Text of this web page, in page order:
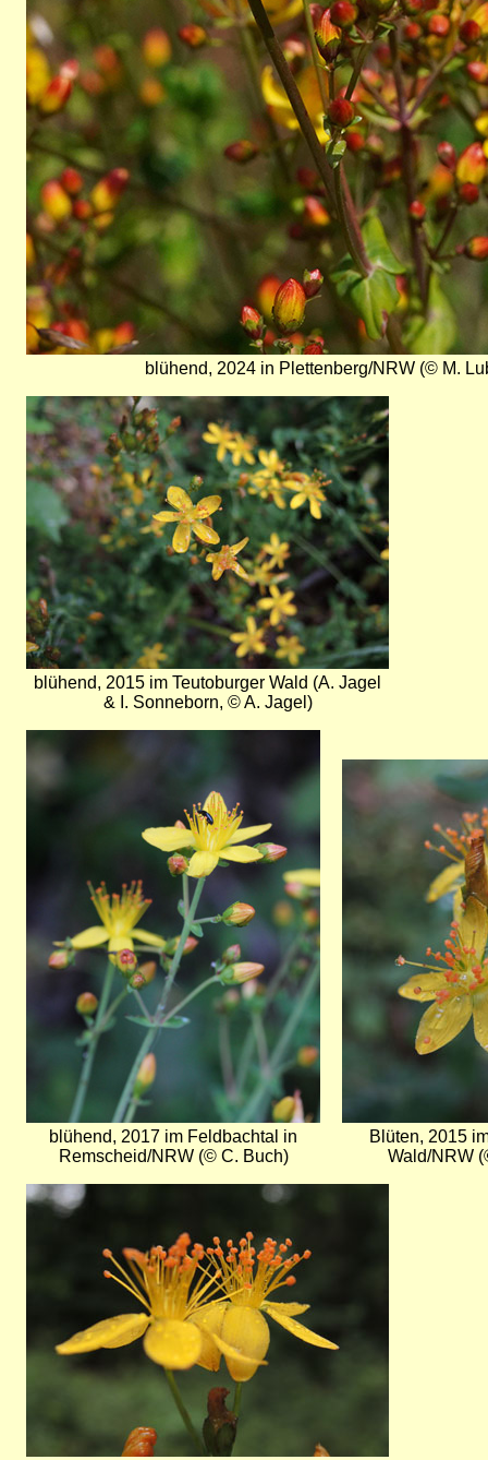
blühend, 2024 in Plettenberg/NRW (© M.
Bild
blühend, 2015 im Teutoburger Wald (A. Jagel
& I. Sonneborn, © A. Jagel)
Bild
blühend, 2017 im Feldbachtal in
Remscheid/NRW (© C. Buch)
Blüten, 2015
Wald/NRW
Bild